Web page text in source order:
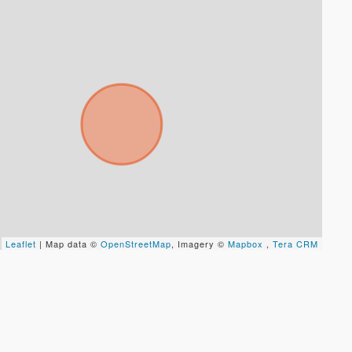
Leaflet | Map data © OpenStreetMap, Imagery © Mapbox , Tera CRM